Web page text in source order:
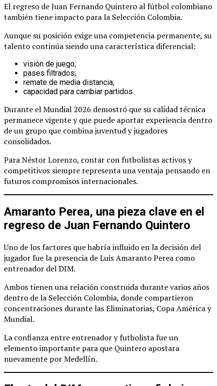
El regreso de Juan Fernando Quintero al fútbol colombiano
también tiene impacto para la Selección Colombia.
Aunque su posición exige una competencia permanente, su
talento continúa siendo una característica diferencial:
visión de juego;
pases filtrados;
remate de media distancia;
capacidad para cambiar partidos.
Durante el Mundial 2026 demostró que su calidad técnica
permanece vigente y que puede aportar experiencia dentro
de un grupo que combina juventud y jugadores
consolidados.
Para Néstor Lorenzo, contar con futbolistas activos y
competitivos siempre representa una ventaja pensando en
futuros compromisos internacionales.
Amaranto Perea, una pieza clave en el
regreso de Juan Fernando Quintero
Uno de los factores que habría influido en la decisión del
jugador fue la presencia de Luis Amaranto Perea como
entrenador del DIM.
Ambos tienen una relación construida durante varios años
dentro de la Selección Colombia, donde compartieron
concentraciones durante las Eliminatorias, Copa América y
Mundial.
La confianza entre entrenador y futbolista fue un
elemento importante para que Quintero apostara
nuevamente por Medellín.